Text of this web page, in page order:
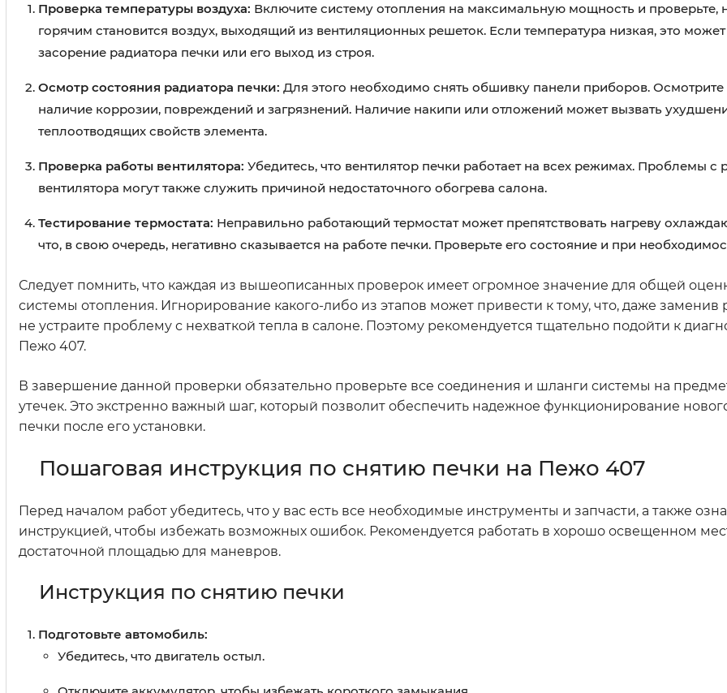
Проверка температуры воздуха: Включите систему отопления на максимальную мощность и проверьте,
горячим становится воздух, выходящий из вентиляционных решеток. Если температура низкая, это
засорение радиатора печки или его выход из строя.
Осмотр состояния радиатора печки: Для этого необходимо снять обшивку панели приборов. Осмотрите
наличие коррозии, повреждений и загрязнений. Наличие накипи или отложений может вызвать
теплоотводящих свойств элемента.
Проверка работы вентилятора: Убедитесь, что вентилятор печки работает на всех режимах. Проблемы с
вентилятора могут также служить причиной недостаточного обогрева салона.
Тестирование термостата: Неправильно работающий термостат может препятствовать нагреву
что, в свою очередь, негативно сказывается на работе печки. Проверьте его состояние и при
Следует помнить, что каждая из вышеописанных проверок имеет огромное значение для общей
системы отопления. Игнорирование какого-либо из этапов может привести к тому, что, даже заменив
не устраите проблему с нехваткой тепла в салоне. Поэтому рекомендуется тщательно подойти к
Пежо 407.
В завершение данной проверки обязательно проверьте все соединения и шланги системы на
утечек. Это экстренно важный шаг, который позволит обеспечить надежное функционирование
печки после его установки.
Пошаговая инструкция по снятию печки на Пежо 407
Перед началом работ убедитесь, что у вас есть все необходимые инструменты и запчасти, а также
инструкцией, чтобы избежать возможных ошибок. Рекомендуется работать в хорошо освещенном
достаточной площадью для маневров.
Инструкция по снятию печки
Подготовьте автомобиль:
Убедитесь, что двигатель остыл.